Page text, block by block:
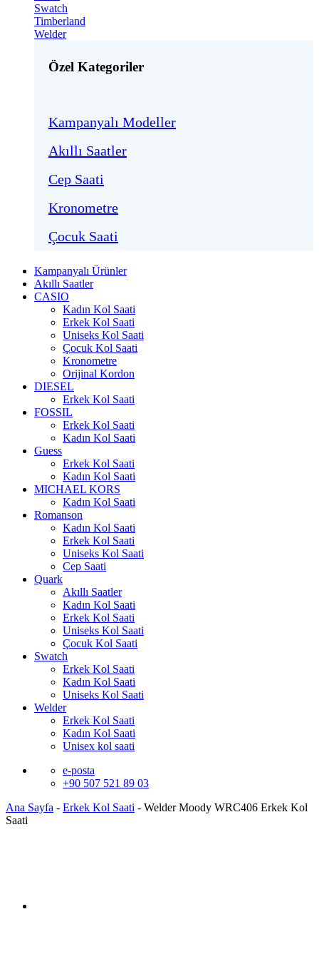
Swatch
Timberland
Welder
Özel Kategoriler
Kampanyalı Modeller
Akıllı Saatler
Cep Saati
Kronometre
Çocuk Saati
Kampanyalı Ürünler
Akıllı Saatler
CASIO
Kadın Kol Saati
Erkek Kol Saati
Uniseks Kol Saati
Çocuk Kol Saati
Kronometre
Orijinal Kordon
DIESEL
Erkek Kol Saati
FOSSIL
Erkek Kol Saati
Kadın Kol Saati
Guess
Erkek Kol Saati
Kadın Kol Saati
MICHAEL KORS
Kadın Kol Saati
Romanson
Kadın Kol Saati
Erkek Kol Saati
Uniseks Kol Saati
Cep Saati
Quark
Akıllı Saatler
Kadın Kol Saati
Erkek Kol Saati
Uniseks Kol Saati
Çocuk Kol Saati
Swatch
Erkek Kol Saati
Kadın Kol Saati
Uniseks Kol Saati
Welder
Erkek Kol Saati
Kadın Kol Saati
Unisex kol saati
e-posta
+90 507 521 89 03
Ana Sayfa - Erkek Kol Saati - Welder Moody WRC406 Erkek Kol
Saati